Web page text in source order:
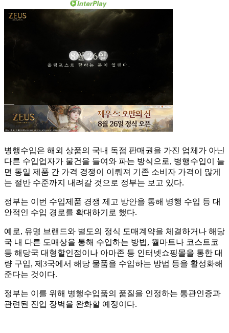
병행수입은 해외 상품의 국내 독점 판매권을 가진 업체가 아닌
다른 수입업자가 물건을 들여와 파는 방식으로, 병행수입이 늘
면 동일 제품 간 가격 경쟁이 이뤄져 기존 소비자 가격이 많게
는 절반 수준까지 내려갈 것으로 정부는 보고 있다.
정부는 이번 수입제품 경쟁 제고 방안을 통해 병행 수입 등 대
안적인 수입 경로를 확대하기로 했다.
예로, 유명 브랜드와 별도의 정식 도매계약을 체결하거나 해당
국 내 다른 도매상을 통해 수입하는 방법, 월마트나 코스트코
등 해당국 대형할인점이나 아마존 등 인터넷쇼핑몰을 통한 대
량 구입, 제3국에서 해당 물품을 수입하는 방법 등을 활성화해
준다는 것이다.
정부는 이를 위해 병행수입품의 품질을 인정하는 통관인증과
관련된 진입 장벽을 완화할 예정이다.